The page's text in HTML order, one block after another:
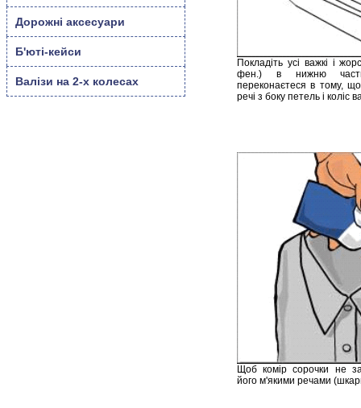
Дорожні аксесуари
Б'юті-кейси
Валізи на 2-х колесах
Покладіть усі важкі і
фен.) в нижню
переконаєтеся в тому,
речі з боку петель і коліс
Щоб комір сорочки не
його м'якими речами